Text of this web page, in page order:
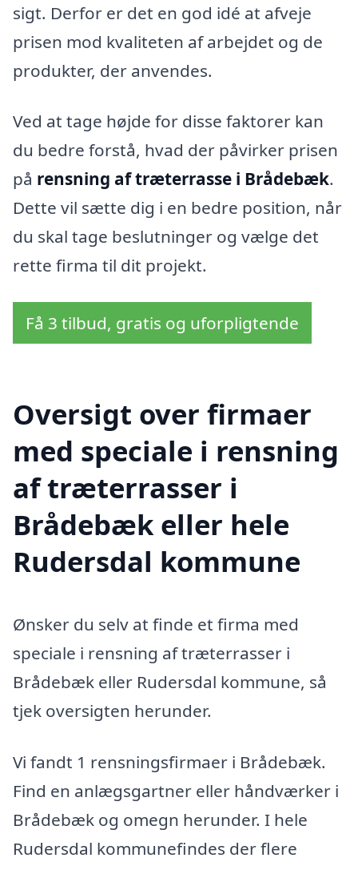
sigt. Derfor er det en god idé at afveje
prisen mod kvaliteten af arbejdet og de
produkter, der anvendes.
Ved at tage højde for disse faktorer kan
du bedre forstå, hvad der påvirker prisen
på rensning af træterrasse i Brådebæk.
Dette vil sætte dig i en bedre position, når
du skal tage beslutninger og vælge det
rette firma til dit projekt.
Få 3 tilbud, gratis og uforpligtende
Oversigt over firmaer
med speciale i rensning
af træterrasser i
Brådebæk eller hele
Rudersdal kommune
Ønsker du selv at finde et firma med
speciale i rensning af træterrasser i
Brådebæk eller Rudersdal kommune, så
tjek oversigten herunder.
Vi fandt 1 rensningsfirmaer i Brådebæk.
Find en anlægsgartner eller håndværker i
Brådebæk og omegn herunder. I hele
Rudersdal kommunefindes der flere